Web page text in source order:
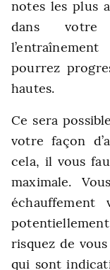
notes les plus
dans votre
pourrez
hautes.
Ce sera
votre façon
cela, il vous
maximale.
risquez de
qui sont